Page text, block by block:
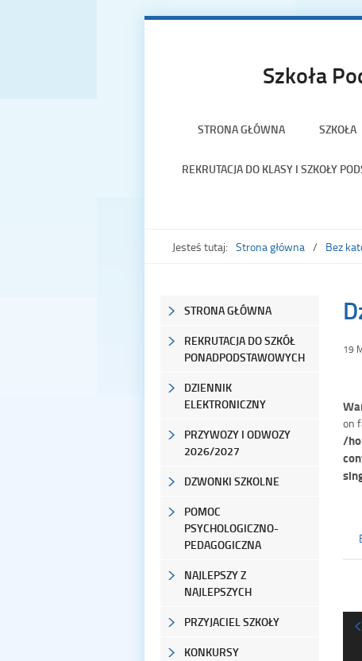
Szkoła
STRONA GŁÓWNA SZKOŁA
REKRUTACJA DO KLASY I SZKOŁY
Jesteś tutaj: Strona główna Bez
STRONA GŁÓWNA
REKRUTACJA DO SZKÓŁ
PONADPODSTAWOWYCH
DZIENNIK
ELEKTRONICZNY
PRZYWOZY I ODWOZY
2026/2027
DZWONKI SZKOLNE
POMOC
PSYCHOLOGICZNO-
PEDAGOGICZNA
NAJLEPSZY Z
NAJLEPSZYCH
PRZYJACIEL SZKOŁY
KONKURSY
19
on
/